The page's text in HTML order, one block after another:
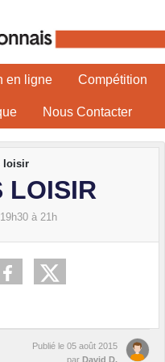
en ligne Compétition
Nous Contacter
loisir
LOISIR
à 21h
Publié le 05 août 2015
par David D.